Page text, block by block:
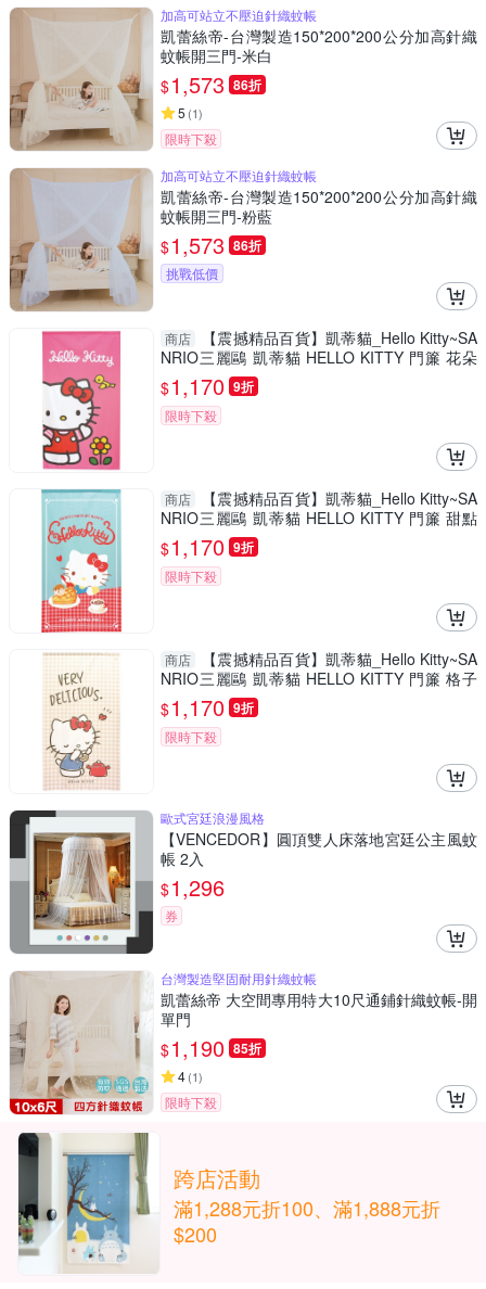
加高可站立不壓迫針織蚊帳
凱蕾絲帝-台灣製造150*200*200公分加高針織
蚊帳開三門-米白
$1,573 86折
5 (1)
限時下殺
加高可站立不壓迫針織蚊帳
凱蕾絲帝-台灣製造150*200*200公分加高針織
蚊帳開三門-粉藍
$1,573 86折
挑戰低價
商店
【震撼精品百貨】凱蒂貓_Hello Kitty~SA
NRIO三麗鷗 凱蒂貓 HELLO KITTY 門簾 花朵
(85X150CM)*92169
$1,170 9折
限時下殺
商店
【震撼精品百貨】凱蒂貓_Hello Kitty~SA
NRIO三麗鷗 凱蒂貓 HELLO KITTY 門簾 甜點
(85X150CM)*91927
$1,170 9折
限時下殺
商店
【震撼精品百貨】凱蒂貓_Hello Kitty~SA
NRIO三麗鷗 凱蒂貓 HELLO KITTY 門簾 格子
(85X150CM)*91928
$1,170 9折
限時下殺
歐式宮廷浪漫風格
【VENCEDOR】圓頂雙人床落地宮廷公主風蚊
帳 2入
$1,296
券
台灣製造堅固耐用針織蚊帳
凱蕾絲帝 大空間專用特大10尺通鋪針織蚊帳-開
單門
$1,190 85折
4(1)
限時下殺
跨店活動
滿1,288元折100、滿1,888元折
$200